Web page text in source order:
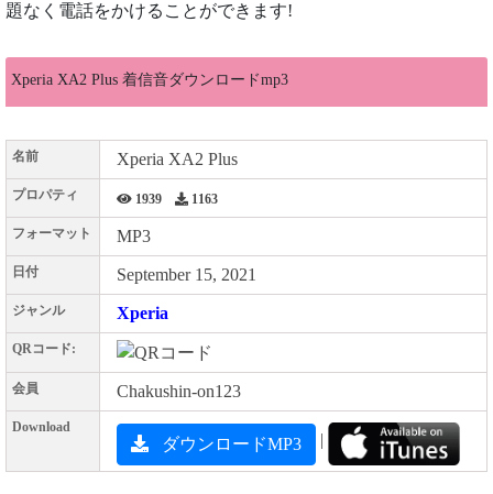
題なく電話をかけることができます!
Xperia XA2 Plus 着信音ダウンロードmp3
名前 Xperia XA2 Plus
プロパティ 1939 1163
フォーマット MP3
日付 September 15, 2021
ジャンル Xperia
QRコード:
会員 Chakushin-on123
Download
ダウンロードMP3 |